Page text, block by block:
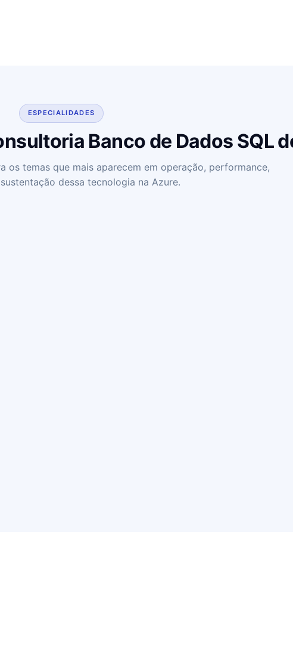
ESPECIALIDADES
Banco de Dados SQL
os temas que mais aparecem em operação, performance,
dessa tecnologia na Azure.